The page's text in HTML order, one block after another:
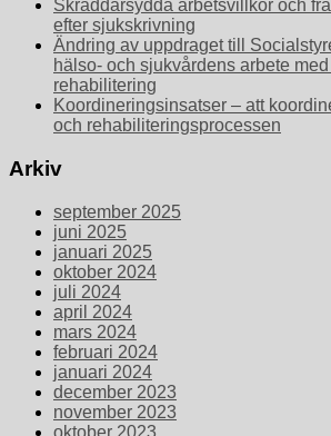
Skräddarsydda arbetsvillkor och
efter sjukskrivning
Ändring av uppdraget till
hälso- och sjukvårdens arbete
rehabilitering
Koordineringsinsatser – att
och rehabiliteringsprocessen
Arkiv
september 2025
juni 2025
januari 2025
oktober 2024
juli 2024
april 2024
mars 2024
februari 2024
januari 2024
december 2023
november 2023
oktober 2023